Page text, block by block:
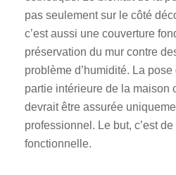
pas seulement sur le côté
c’est aussi une couverture
préservation du mur contre
problème d’humidité. La
partie intérieure de la maison
devrait être assurée
professionnel. Le but, c’est
fonctionnelle.